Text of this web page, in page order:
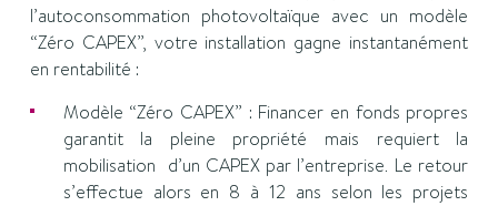
l’autoconsommation photovoltaïque avec un modèle
“Zéro CAPEX”, votre installation gagne instantanément
en rentabilité :
Modèle “Zéro CAPEX” : Financer en fonds propres
garantit la pleine propriété mais requiert la
mobilisation d’un CAPEX par l’entreprise. Le retour
s’effectue alors en 8 à 12 ans selon les projets